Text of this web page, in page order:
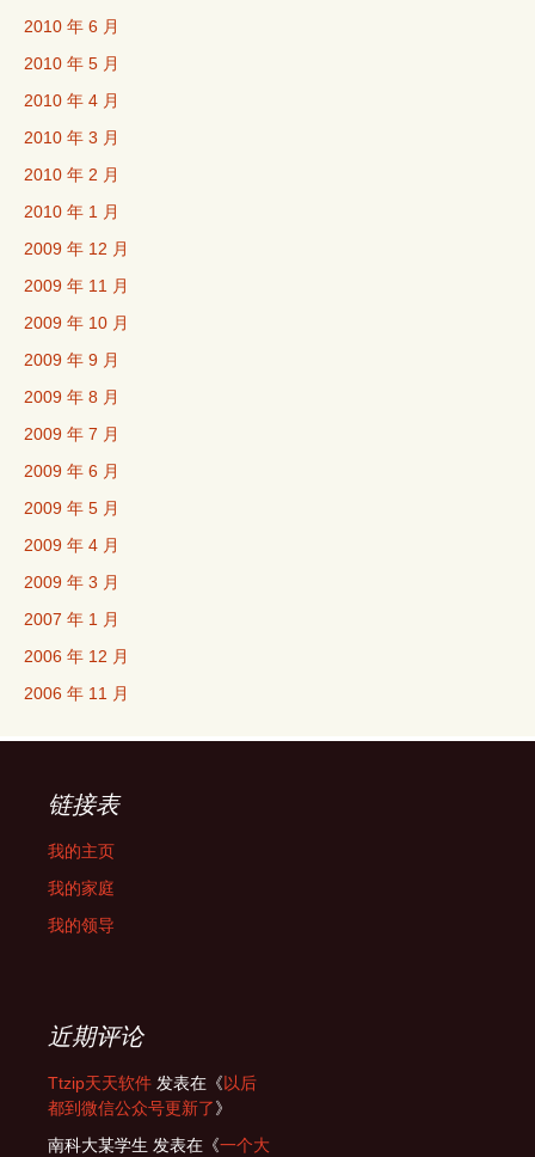
2010 年 6 月
2010 年 5 月
2010 年 4 月
2010 年 3 月
2010 年 2 月
2010 年 1 月
2009 年 12 月
2009 年 11 月
2009 年 10 月
2009 年 9 月
2009 年 8 月
2009 年 7 月
2009 年 6 月
2009 年 5 月
2009 年 4 月
2009 年 3 月
2007 年 1 月
2006 年 12 月
2006 年 11 月
链接表
我的主页
我的家庭
我的领导
近期评论
Ttzip天天软件 发表在《以后
都到微信公众号更新了》
南科大某学生 发表在《一个大